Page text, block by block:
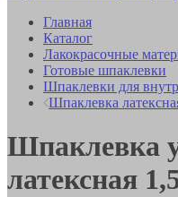
Главная
Каталог
Лакокрасочные
Готовые шпаклевки
Шпаклевки для
Шпаклевка
Шпаклевка
латексная